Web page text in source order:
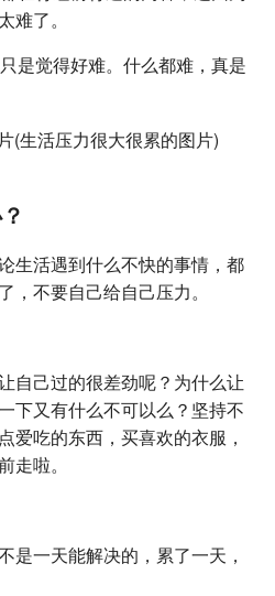
难了。
是觉得好难。什么都难，真是
生活遇到什么不快的事情，都
，不要自己给自己压力。
自己过的很差劲呢？为什么让
下又有什么不可以么？坚持不
爱吃的东西，买喜欢的衣服，
走啦。
是一天能解决的，累了一天，